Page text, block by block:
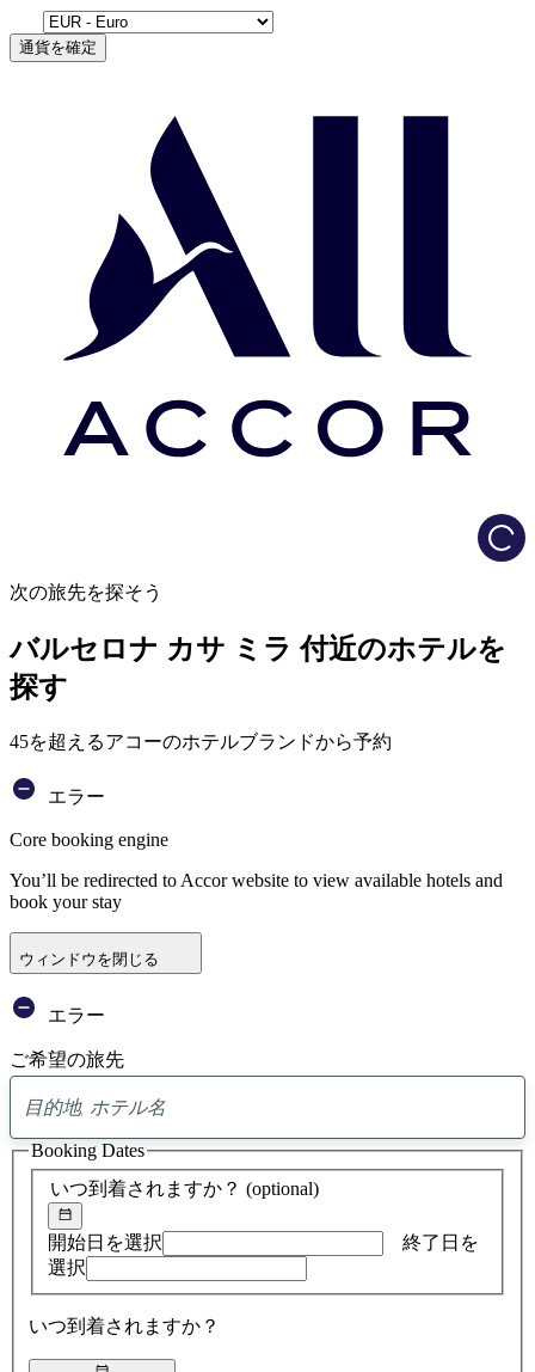
通貨を確定
次の旅先を探そう
バルセロナ カサ ミラ 付近のホテルを
探す
45を超えるアコーのホテルブランドから予約
エラー
Core booking engine
You’ll be redirected to Accor website to view available hotels and
book your stay
ウィンドウを閉じる
エラー
ご希望の旅先
ア
ド
バ
イ
検
索
いつ到着されますか？ (optional)
開始日を選択
終了日を
選択
いつ到着されますか？
Booking Dates